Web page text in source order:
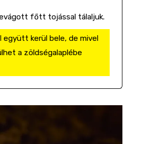
főtt tojással tálaljuk.
együtt kerül bele, de mivel
a zöldségalaplébe